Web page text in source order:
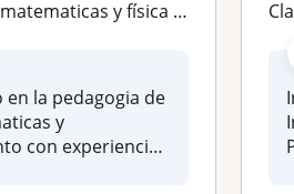
con ampli experiencia en la esnseñanza
en la pedagogia de
y
con experiencia